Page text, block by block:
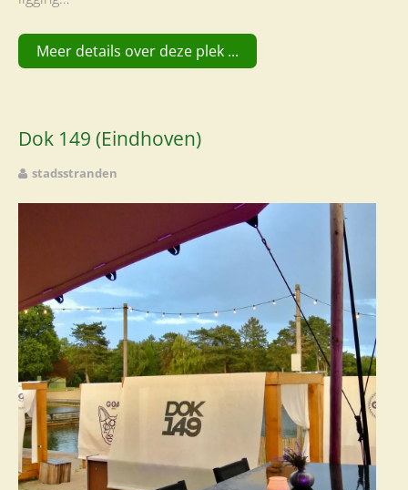
Meer details over deze plek ...
Dok 149 (Eindhoven)
stadsstranden